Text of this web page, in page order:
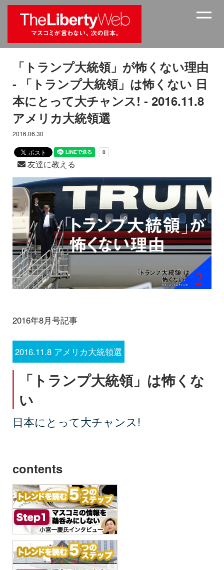
「トランプ大統領」が怖くない理由
- 「トランプ大統領」は怖くない 日
本にとって大チャンス! - 2016.11.8
アメリカ大統領選
2016.06.30
友達に教える
2016年8月号記事
2016.11.8 アメリカ大統領選
「トランプ大統領」は怖くな
い
日本にとって大チャンス!
contents